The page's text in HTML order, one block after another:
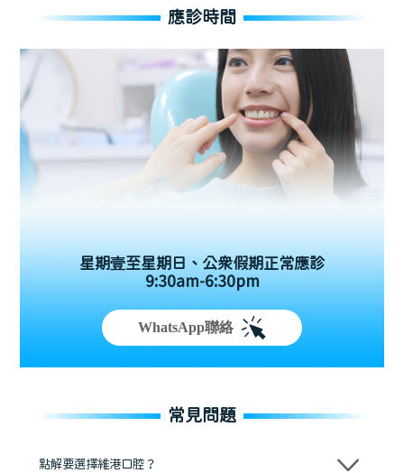
應診時間
星期壹至星期日、公眾假期正常應診
9:30am-6:30pm
WhatsApp聯絡
常見問題
點解要選擇維港口腔？